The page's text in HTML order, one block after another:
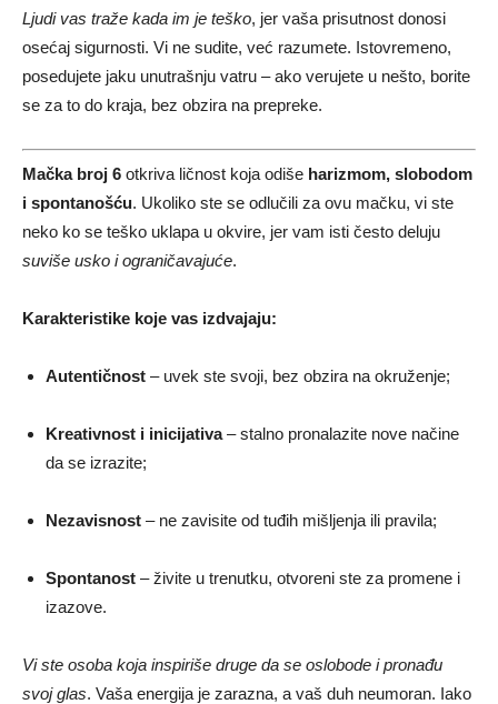
Ljudi vas traže kada im je teško, jer vaša prisutnost donosi
osećaj sigurnosti. Vi ne sudite, već razumete. Istovremeno,
posedujete jaku unutrašnju vatru – ako verujete u nešto, borite
se za to do kraja, bez obzira na prepreke.
Mačka broj 6 otkriva ličnost koja odiše harizmom, slobodom
i spontanošću. Ukoliko ste se odlučili za ovu mačku, vi ste
neko ko se teško uklapa u okvire, jer vam isti često deluju
suviše usko i ograničavajuće.
Karakteristike koje vas izdvajaju:
Autentičnost – uvek ste svoji, bez obzira na okruženje;
Kreativnost i inicijativa– stalno pronalazite nove načine
da se izrazite;
Nezavisnost – ne zavisite od tuđih mišljenja ili pravila;
Spontanost – živite u trenutku, otvoreni ste za promene i
izazove.
Vi ste osoba koja inspiriše druge da se oslobode i pronađu
svoj glas. Vaša energija je zarazna, a vaš duh neumoran. Iako